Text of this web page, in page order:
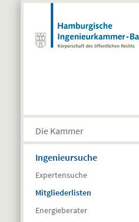
Direkt zum Inhalt
Die Kammer
Ingenieursuche
Expertensuche
Mitgliederlisten
Energieberater